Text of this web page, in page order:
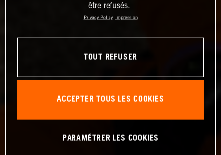
être refusés.
Privacy Policy Impression
TOUT REFUSER
ACCEPTER TOUS LES COOKIES
PARAMÉTRER LES COOKIES